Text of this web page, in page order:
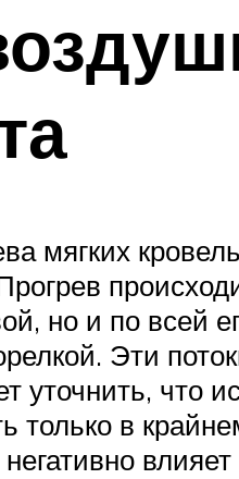
мягких
но и по всей
Эти
что
в